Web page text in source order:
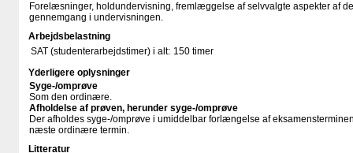
Forelæsninger, holdundervisning, fremlæggelse af selvvalgte aspekter af
gennemgang i undervisningen.
Arbejdsbelastning
SAT (studenterarbejdstimer) i alt: 150 timer
Yderligere oplysninger
Syge-/omprøve
Som den ordinære.
Afholdelse af prøven, herunder syge-/omprøve
Der afholdes syge-/omprøve i umiddelbar forlængelse af
næste ordinære termin.
Litteratur